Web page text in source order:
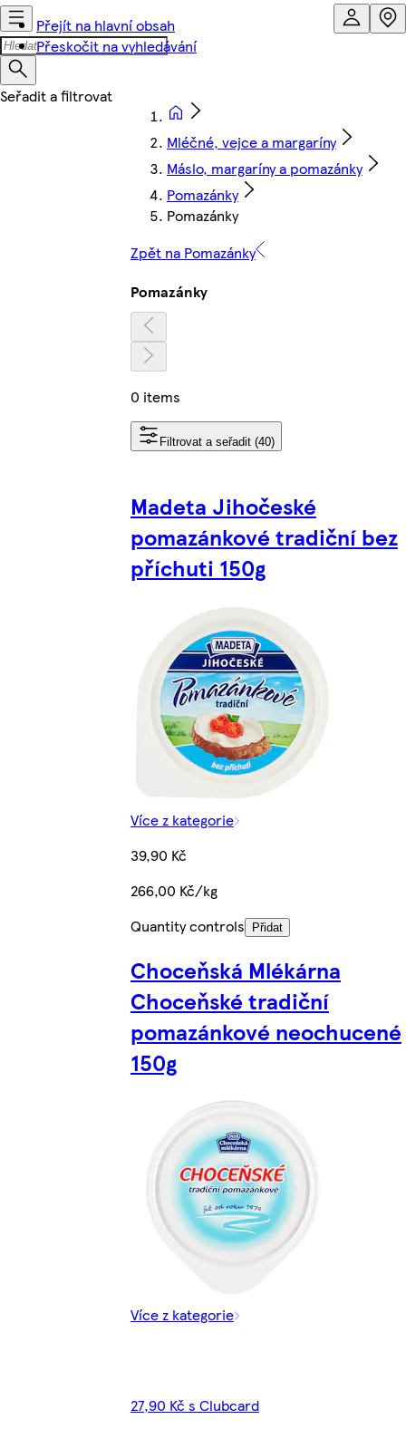
Přejít na hlavní obsah
Přeskočit na vyhledávání
Mléčné, vejce a margaríny
Máslo, margaríny a pomazánky
Pomazánky
Pomazánky
Zpět na Pomazánky
Pomazánky
0 items
Filtrovat a seřadit (40)
Madeta Jihočeské
pomazánkové tradiční bez
příchuti 150g
Více z kategorie
39,90 Kč
266,00 Kč/kg
Quantity controls
Přidat
Choceňská Mlékárna
Choceňské tradiční
pomazánkové neochucené
150g
Více z kategorie
27,90 Kč s Clubcard